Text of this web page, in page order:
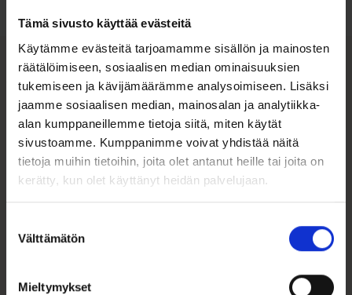
Tämä sivusto käyttää evästeitä
Käytämme evästeitä tarjoamamme sisällön ja mainosten
räätälöimiseen, sosiaalisen median ominaisuuksien
tukemiseen ja kävijämäärämme analysoimiseen. Lisäksi
jaamme sosiaalisen median, mainosalan ja analytiikka-
alan kumppaneillemme tietoja siitä, miten käytät
sivustoamme. Kumppanimme voivat yhdistää näitä
tietoja muihin tietoihin, joita olet antanut heille tai joita on
kerätty, kun olet käyttänyt heidän palvelujaan.
valinta
Välttämätön
Mieltymykset
Tutustu myös